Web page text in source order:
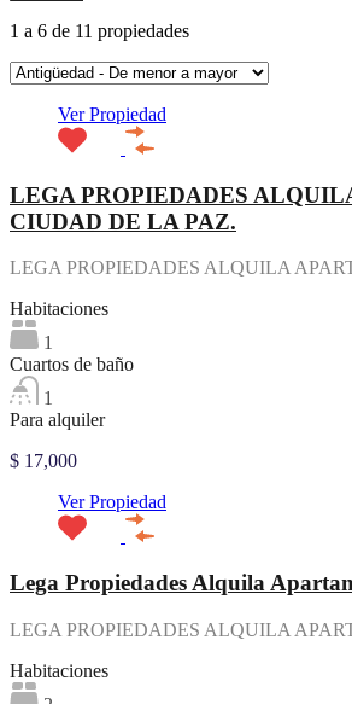
1 a 6 de 11 propiedades
Ver Propiedad
LEGA PROPIEDADES
CIUDAD DE LA PAZ.
LEGA PROPIEDADES ALQUILA
Habitaciones
1
Cuartos de baño
1
Para alquiler
$ 17,000
Ver Propiedad
Lega Propiedades Alquila
LEGA PROPIEDADES ALQUILA
Habitaciones